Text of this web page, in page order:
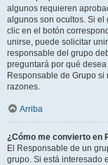
algunos requieren
algunos son ocultos. Si
clic en el botón
unirse, puede solicitar
responsable del grupo
preguntará por qué
Responsable de Grupo
razones.
Arriba
¿Cómo me convierto en
El Responsable de un
grupo. Si está interesado